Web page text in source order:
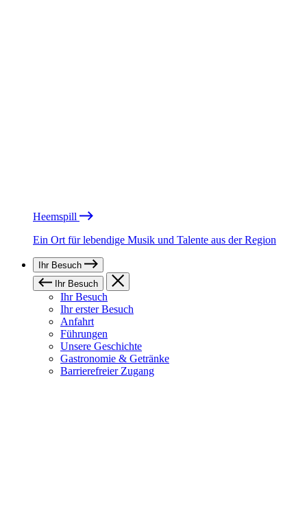
Heemspill
Ein Ort für lebendige Musik und Talente aus der Region
Ihr Besuch
Ihr Besuch
Ihr Besuch
Ihr erster Besuch
Anfahrt
Führungen
Unsere Geschichte
Gastronomie & Getränke
Barrierefreier Zugang